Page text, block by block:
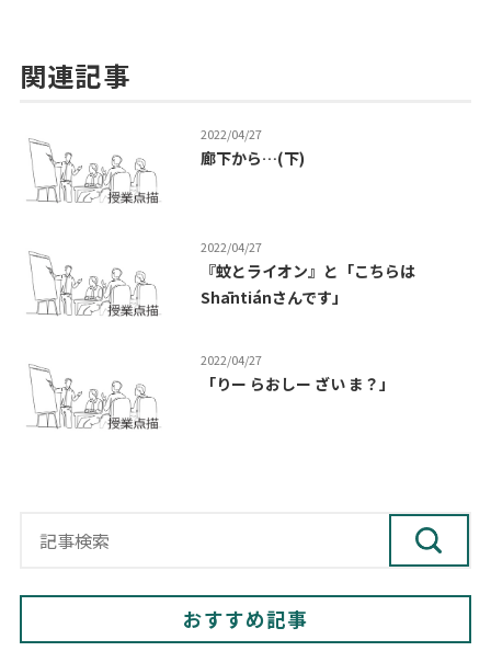
関連記事
2022/04/27
廊下から…(下)
2022/04/27
『蚊とライオン』と「こちらは
Shāntiánさんです」
2022/04/27
「りー らおしー ざい ま？」
おすすめ記事